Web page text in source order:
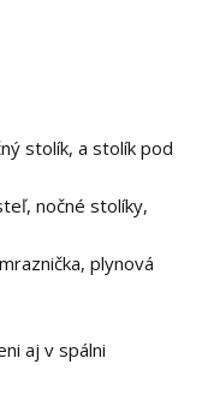
stolík, a stolík pod
nočné stolíky,
plynová
aj v spálni